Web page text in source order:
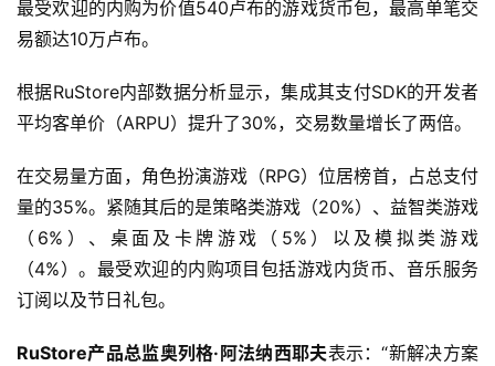
茶
原
游
业
界
手
机
戏
最受欢迎的内购为价值540卢布的游戏货币包，最高单笔交
易额达10万卢布。
根据RuStore内部数据分析显示，集成其支付SDK的开发者
平均客单价（ARPU）提升了30%，交易数量增长了两倍。
在交易量方面，角色扮演游戏（RPG）位居榜首，占总支付
量的35%。紧随其后的是策略类游戏（20%）、益智类游戏
（6%）、桌面及卡牌游戏（5%）以及模拟类游戏
（4%）。最受欢迎的内购项目包括游戏内货币、音乐服务
订阅以及节日礼包。
RuStore产品总监奥列格·阿法纳西耶夫表示：“新解决方案